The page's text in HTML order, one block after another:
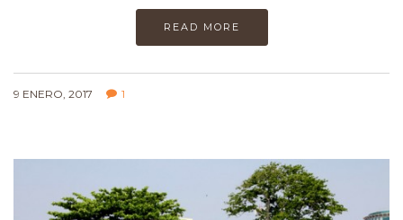
READ MORE
9 ENERO, 2017 1